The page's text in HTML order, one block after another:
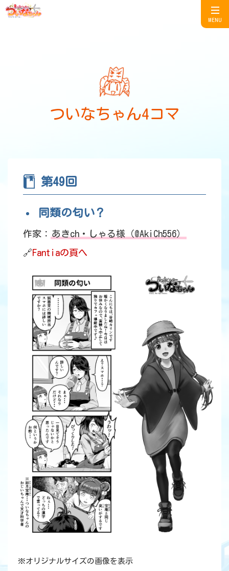
MENU
ついなちゃん4コマ
第49回
同類の匂い？
作家： あきch・しゃる様（@AkiCh556）
🔗Fantiaの頁へ
※オリジナルサイズの画像を表示